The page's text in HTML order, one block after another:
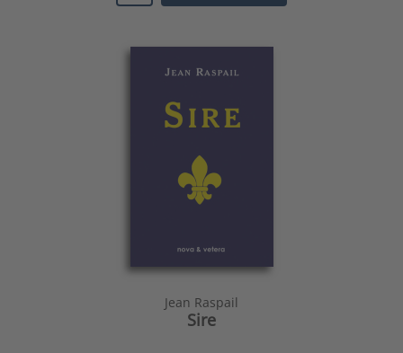
Jean Raspail
Sire